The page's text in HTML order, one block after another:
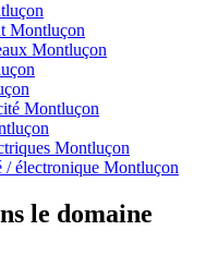
Montluçon
Montluçon
Montluçon
Montluçon
/ électronique Montluçon
le domaine